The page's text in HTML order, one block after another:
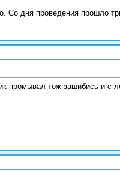
Со дня проведения прошло
промывал тож зашибись и с